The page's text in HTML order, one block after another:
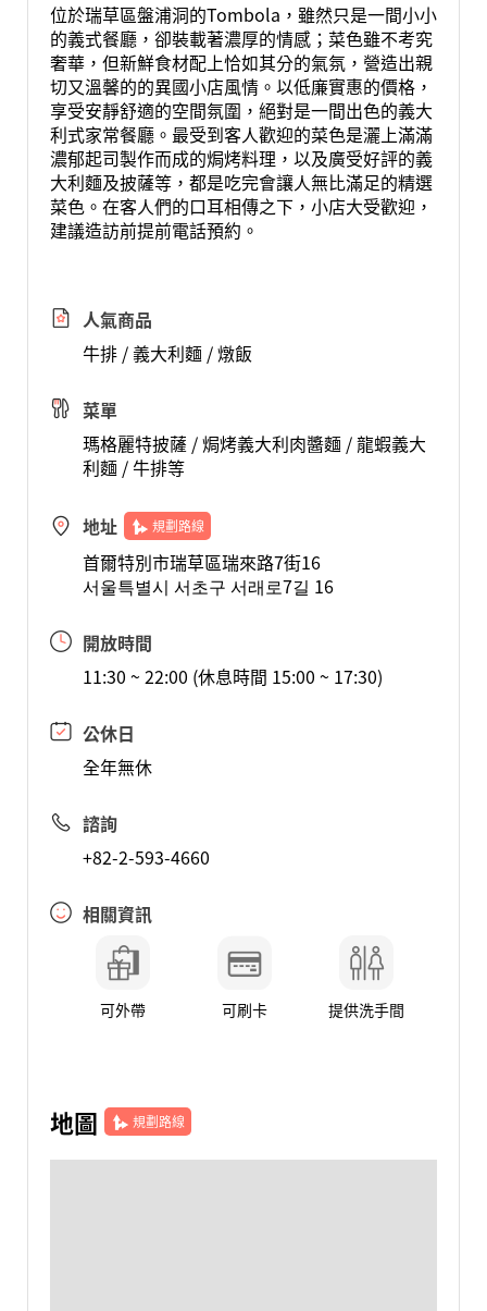
位於瑞草區盤浦洞的Tombola ，雖然只是一間小小
的義式餐廳，卻裝載著濃厚的情感；菜色雖不考究
奢華，但新鮮食材配上恰如其分的氣氛，營造出親
切又溫馨的的異國小店風情。以低廉實惠的價格，
享受安靜舒適的空間氛圍，絕對是一間出色的義大
利式家常餐廳。最受到客人歡迎的菜色是灑上滿滿
濃郁起司製作而成的焗烤料理，以及廣受好評的義
大利麵及披薩等，都是吃完會讓人無比滿足的精選
菜色。在客人們的口耳相傳之下，小店大受歡迎，
建議造訪前提前電話預約。
人氣商品
牛排 / 義大利麵 / 燉飯
菜單
瑪格麗特披薩 / 焗烤義大利肉醬麵 / 龍蝦義大
利麵 / 牛排等
地址 規劃路線
首爾特別市瑞草區瑞來路7街16
서울특별시 서초구 서래로7길 16
開放時間
11:30 ~ 22:00 (休息時間 15:00 ~ 17:30)
公休日
全年無休
諮詢
+82-2-593-4660
相關資訊
可外帶 可刷卡 提供洗手間
地圖 規劃路線